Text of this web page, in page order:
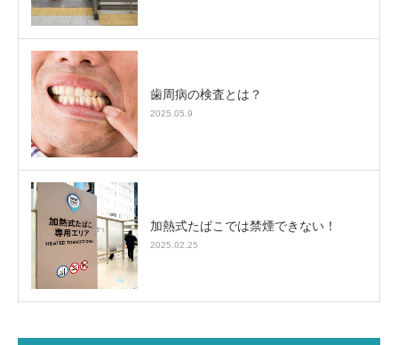
歯周病の検査とは？
2025.05.9
加熱式たばこでは禁煙できない！
2025.02.25